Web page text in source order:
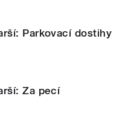
Parkovací dostihy
Za pecí